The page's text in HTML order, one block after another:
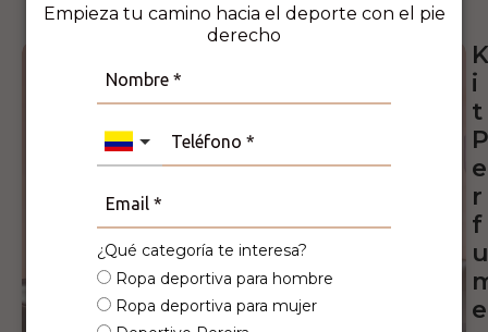
Empieza tu camino hacia el deporte con el pie
derecho
¿Qué categoría te interesa?
Ropa deportiva para hombre
Ropa deportiva para mujer
mismo!
K
i
t
P
e
r
f
u
e